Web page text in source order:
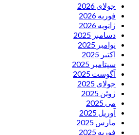
جولای 2026
فوریه 2026
ژانویه 2026
دسامبر 2025
نوامبر 2025
اکتبر 2025
سپتامبر 2025
آگوست 2025
جولای 2025
ژوئن 2025
می 2025
آوریل 2025
مارس 2025
فوریه 2025